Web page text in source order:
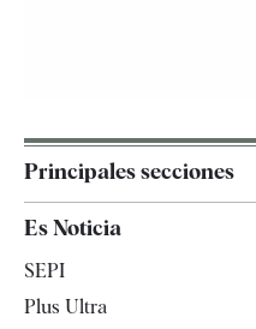
Principales secciones
Es Noticia
SEPI
Plus Ultra